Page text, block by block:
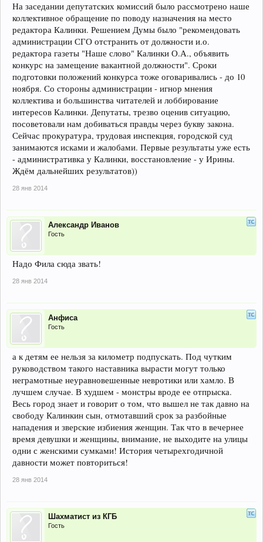
На заседании депутатских комиссий было рассмотрено наше
коллективное обращение по поводу назначения на место
редактора Калинки. Решением Думы было "рекомендовать
администрации СГО отстранить от должности и.о.
редактора газеты "Наше слово" Калинки О.А., объявить
конкурс на замещение вакантной должности". Сроки
подготовки положений конкурса тоже оговаривались - до 10
ноября. Со стороны администрации - игнор мнения
коллектива и большинства читателей и лоббирование
интересов Калинки. Депутаты, трезво оценив ситуацию,
посоветовали нам добиваться правды через букву закона.
Сейчас прокуратура, трудовая инспекция, городской суд
занимаются исками и жалобами. Первые результаты уже есть
- административка у Калинки, восстановление - у Ирины.
Ждём дальнейших результатов))
28 янв 2014
Александр Иванов
Гость
Надо Фила сюда звать!
28 янв 2014
Анфиса
Гость
а к детям ее нельзя за километр подпускать. Под чутким
руководством такого наставника вырасти могут только
неграмотные неуравновешенные невротики или хамло. В
лучшем случае. В худшем - монстры вроде ее отпрыска.
Весь город знает и говорит о том, что вышел не так давно на
свободу Калинкин сын, отмотавший срок за разбойные
нападения и зверские избиения женщин. Так что в вечернее
время девушки и женщины, внимание, не выходите на улицы
одни с женскими сумками! История четырехгодичной
давности может повториться!
28 янв 2014
Шахматист из КГБ
Гость